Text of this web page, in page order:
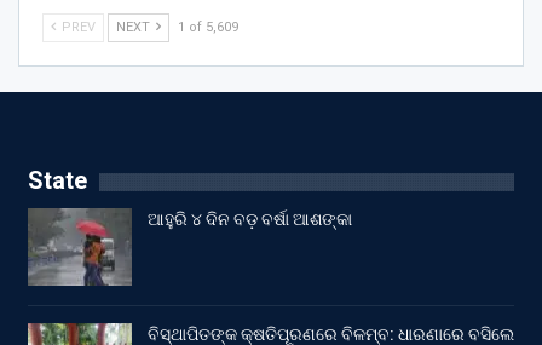
PREV NEXT 1 of 5,609
State
ଆହୁରି ୪ ଦିନ ବଡ଼ ବର୍ଷା ଆଶଙ୍କା
ବିସ୍ଥାପିତଙ୍କ କ୍ଷତିପୂରଣରେ ବିଳମ୍ବ: ଧାରଣାରେ ବସିଲେ